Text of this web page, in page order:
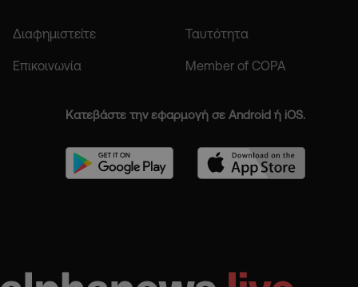
Διαφημιστείτε Ταυτότητα
Επικοινωνία Member of COPA
Κατεβάστε την εφαρμογή σε Android ή iOS.